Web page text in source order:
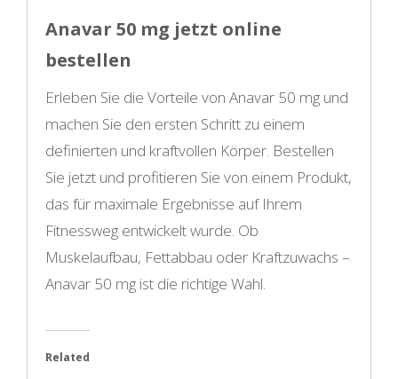
Anavar 50 mg jetzt online
bestellen
Erleben Sie die Vorteile von Anavar 50 mg und
machen Sie den ersten Schritt zu einem
definierten und kraftvollen Körper. Bestellen
Sie jetzt und profitieren Sie von einem Produkt,
das für maximale Ergebnisse auf Ihrem
Fitnessweg entwickelt wurde. Ob
Muskelaufbau, Fettabbau oder Kraftzuwachs –
Anavar 50 mg ist die richtige Wahl.
Related